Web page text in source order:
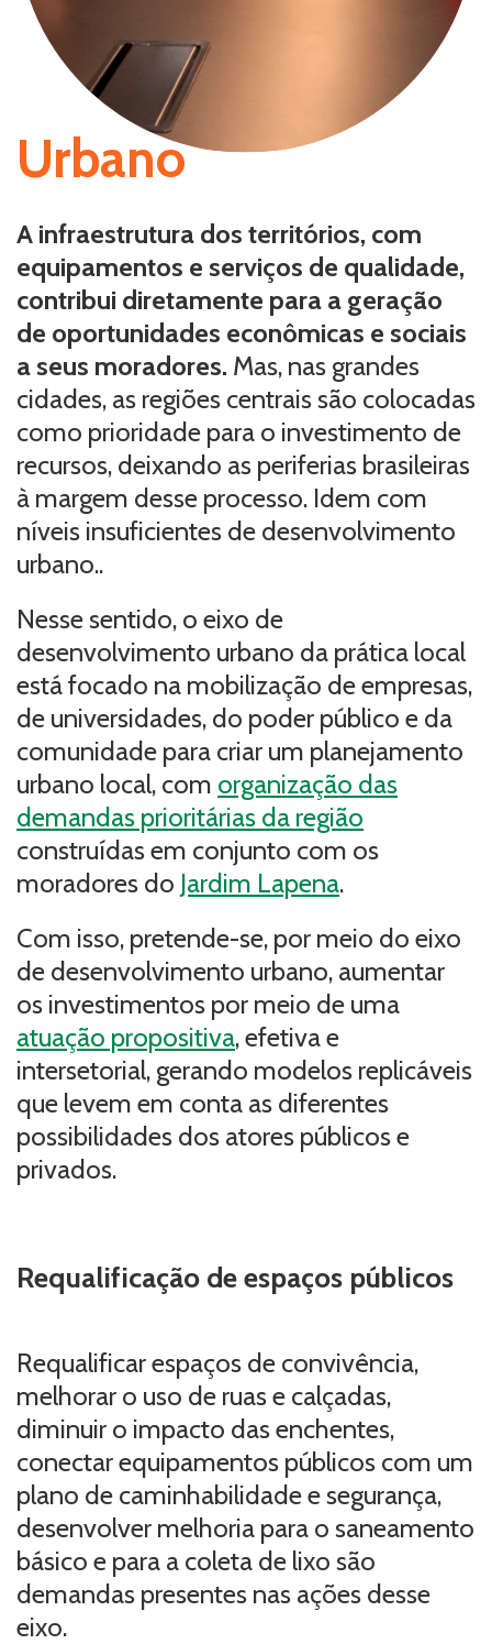
Urbano
A infraestrutura dos territórios, com
equipamentos e serviços de qualidade,
contribui diretamente para a geração
de oportunidades econômicas e sociais
a seus moradores. Mas, nas grandes
cidades, as regiões centrais são colocadas
como prioridade para o investimento de
recursos, deixando as periferias brasileiras
à margem desse processo. Idem com
níveis insuficientes de desenvolvimento
urbano..
Nesse sentido, o eixo de
desenvolvimento urbano da prática local
está focado na mobilização de empresas,
de universidades, do poder público e da
comunidade para criar um planejamento
urbano local, com organização das
demandas prioritárias da região
construídas em conjunto com os
moradores do Jardim Lapena.
Com isso, pretende-se, por meio do eixo
de desenvolvimento urbano, aumentar
os investimentos por meio de uma
atuação propositiva, efetiva e
intersetorial, gerando modelos replicáveis
que levem em conta as diferentes
possibilidades dos atores públicos e
privados.
Requalificação de espaços públicos
Requalificar espaços de convivência,
melhorar o uso de ruas e calçadas,
diminuir o impacto das enchentes,
conectar equipamentos públicos com um
plano de caminhabilidade e segurança,
desenvolver melhoria para o saneamento
básico e para a coleta de lixo são
demandas presentes nas ações desse
eixo.